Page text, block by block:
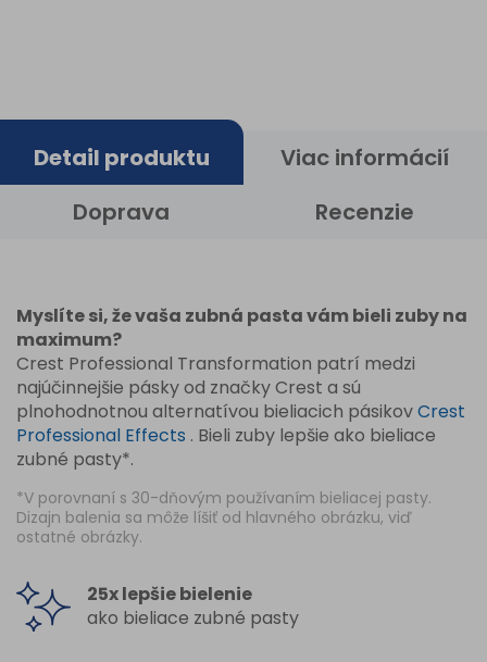
Detail produktu
Viac informácií
Doprava
Recenzie
Myslíte si, že vaša zubná pasta vám bieli zuby na
maximum?
Crest Professional Transformation patrí medzi
najúčinnejšie pásky od značky Crest a sú
plnohodnotnou alternatívou bieliacich pásikovCrest
Professional Effects . Bieli zuby lepšie ako bieliace
zubné pasty*.
*V porovnaní s 30-dňovým používaním bieliacej pasty.
Dizajn balenia sa môže líšiť od hlavného obrázku, viď
ostatné obrázky.
25x lepšie bielenie
ako bieliace zubné pasty